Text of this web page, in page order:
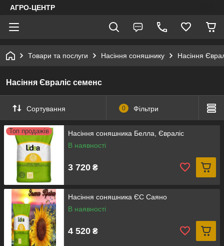
АГРО-ЦЕНТР
Товари та послуги Насіння соняшнику Насіння
Насіння Євраліс семенс
Сортування 0 Фільтри
Топ продажів
Насіння соняшника Белла, Євраліс
В наявності
3 720 ₴
Насіння соняшника ЄС Саяно
В наявності
4 520 ₴